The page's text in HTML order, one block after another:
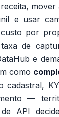
e usar
por
de
e
como
cadastral,
—
de API